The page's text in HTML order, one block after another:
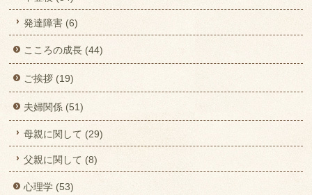
発達障害 (6)
こころの成長 (44)
ご挨拶 (19)
夫婦関係 (51)
母親に関して (29)
父親に関して (8)
心理学 (53)